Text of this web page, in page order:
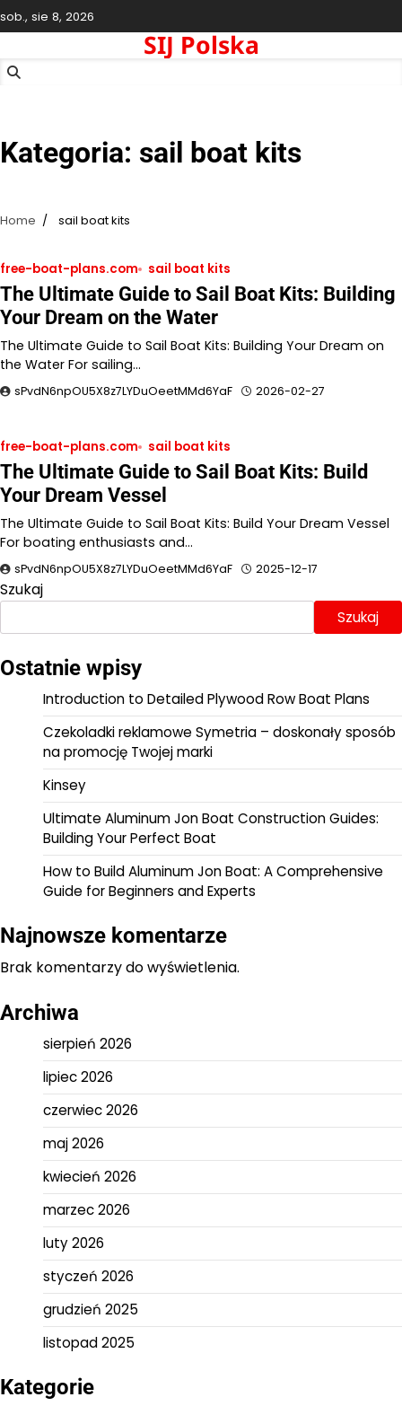
Skip
to
sob., sie 8, 2026
SIJ Polska
Kategoria: sail boat kits
Home sail boat kits
free-boat-plans.com sail boat kits
The Ultimate Guide to Sail Boat Kits: Building
Your Dream on the Water
The Ultimate Guide to Sail Boat Kits: Building Your Dream on
the Water For sailing…
sPvdN6npOU5X8z7LYDuOeetMMd6YaF 2026-02-27
free-boat-plans.com sail boat kits
The Ultimate Guide to Sail Boat Kits: Build
Your Dream Vessel
The Ultimate Guide to Sail Boat Kits: Build Your Dream Vessel
For boating enthusiasts and…
sPvdN6npOU5X8z7LYDuOeetMMd6YaF 2025-12-17
Szukaj
Szukaj
Ostatnie wpisy
Introduction to Detailed Plywood Row Boat Plans
Czekoladki reklamowe Symetria – doskonały sposób
na promocję Twojej marki
Kinsey
Ultimate Aluminum Jon Boat Construction Guides:
Building Your Perfect Boat
How to Build Aluminum Jon Boat: A Comprehensive
Guide for Beginners and Experts
Najnowsze komentarze
Brak komentarzy do wyświetlenia.
Archiwa
sierpień 2026
lipiec 2026
czerwiec 2026
maj 2026
kwiecień 2026
marzec 2026
luty 2026
styczeń 2026
grudzień 2025
listopad 2025
Kategorie